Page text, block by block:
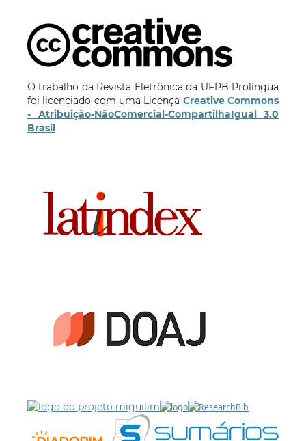
O trabalho da Revista Eletrônica da UFPB Prolíngua
foi licenciado com uma Licença Creative Commons
- Atribuição-NãoComercial-CompartilhaIgual 3.0
Brasil